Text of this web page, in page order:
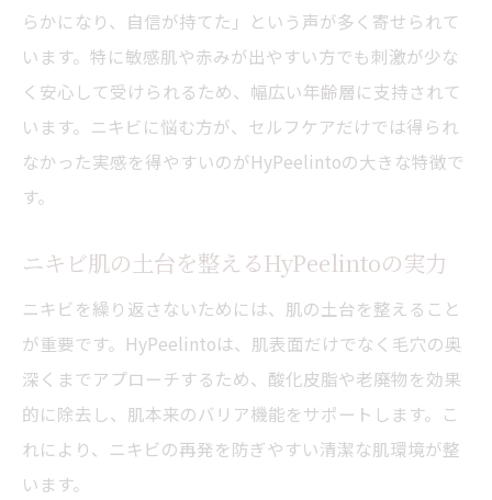
らかになり、自信が持てた」という声が多く寄せられて
います。特に敏感肌や赤みが出やすい方でも刺激が少な
く安心して受けられるため、幅広い年齢層に支持されて
います。ニキビに悩む方が、セルフケアだけでは得られ
なかった実感を得やすいのがHyPeelintoの大きな特徴で
す。
ニキビ肌の土台を整えるHyPeelintoの実力
ニキビを繰り返さないためには、肌の土台を整えること
が重要です。HyPeelintoは、肌表面だけでなく毛穴の奥
深くまでアプローチするため、酸化皮脂や老廃物を効果
的に除去し、肌本来のバリア機能をサポートします。こ
れにより、ニキビの再発を防ぎやすい清潔な肌環境が整
います。